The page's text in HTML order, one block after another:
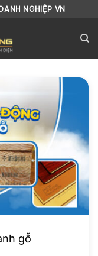
NGHIỆP VN
gỗ